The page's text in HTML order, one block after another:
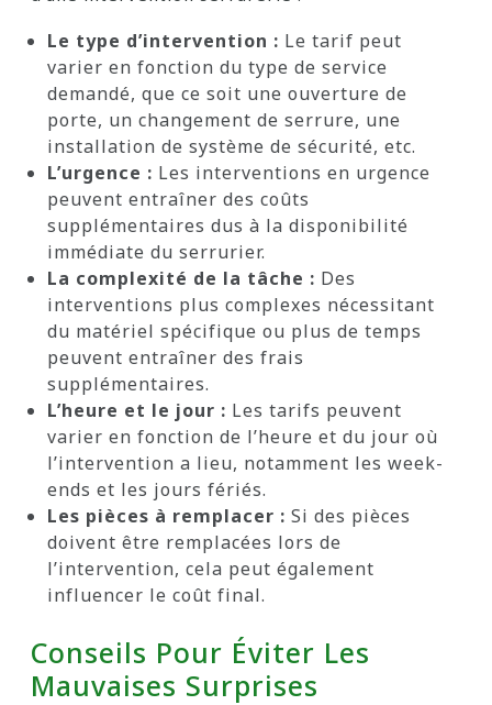
Le type d’intervention : Le tarif peut
varier en fonction du type de service
demandé, que ce soit une ouverture de
porte, un changement de serrure, une
installation de système de sécurité, etc.
L’urgence : Les interventions en urgence
peuvent entraîner des coûts
supplémentaires dus à la disponibilité
immédiate du serrurier.
La complexité de la tâche : Des
interventions plus complexes nécessitant
du matériel spécifique ou plus de temps
peuvent entraîner des frais
supplémentaires.
L’heure et le jour : Les tarifs peuvent
varier en fonction de l’heure et du jour où
l’intervention a lieu, notamment les week-
ends et les jours fériés.
Les pièces à remplacer : Si des pièces
doivent être remplacées lors de
l’intervention, cela peut également
influencer le coût final.
Conseils Pour Éviter Les
Mauvaises Surprises